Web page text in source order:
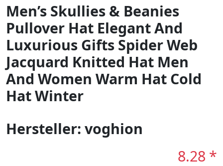
Men’s Skullies & Beanies
Pullover Hat Elegant And
Luxurious Gifts Spider Web
Jacquard Knitted Hat Men
And Women Warm Hat Cold
Hat Winter
Hersteller: voghion
8.28 *